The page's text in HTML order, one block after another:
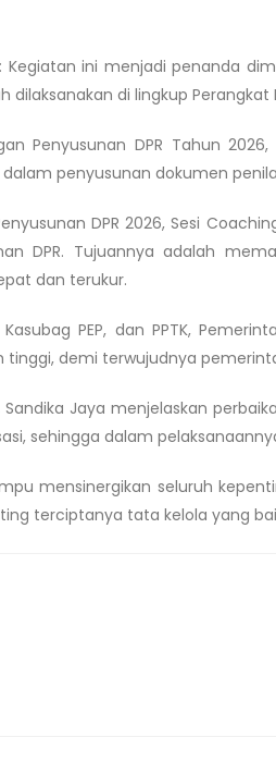
Kegiatan ini menjadi penanda
di lingkup
Penyusunan DPR Tahun
penyusunan dokumen
DPR 2026, Sesi
DPR. Tujuannya adalah
dan terukur.
PEP, dan PPTK,
demi terwujudnya
Jaya menjelaskan
sehingga dalam
mensinergikan seluruh
terciptanya tata kelola yang